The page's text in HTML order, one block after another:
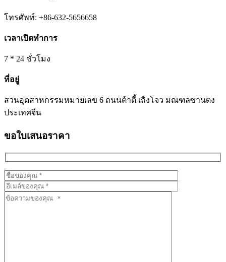
โทรศัพท์: +86-632-5656658
เวลาเปิดทำการ
7 * 24 ชั่วโมง
ที่อยู่
สวนอุตสาหกรรมหมายเลข 6 ถนนต้าตี้ เถิงโจว มณฑลซานตง
ประเทศจีน
ขอใบเสนอราคา